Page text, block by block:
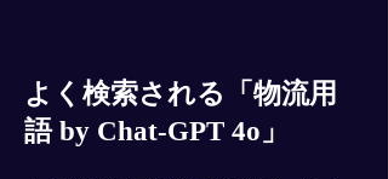
よく検索される「物流用
語 by Chat-GPT 4o」